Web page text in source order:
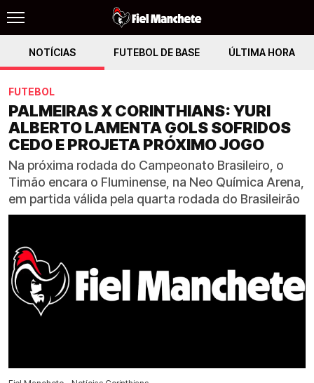
NOTÍCIAS FUTEBOL DE BASE ÚLTIMA HORA
FUTEBOL
PALMEIRAS X CORINTHIANS: YURI
ALBERTO LAMENTA GOLS SOFRIDOS
CEDO E PROJETA PRÓXIMO JOGO
Na próxima rodada do Campeonato Brasileiro, o
Timão encara o Fluminense, na Neo Química Arena,
em partida válida pela quarta rodada do Brasileirão